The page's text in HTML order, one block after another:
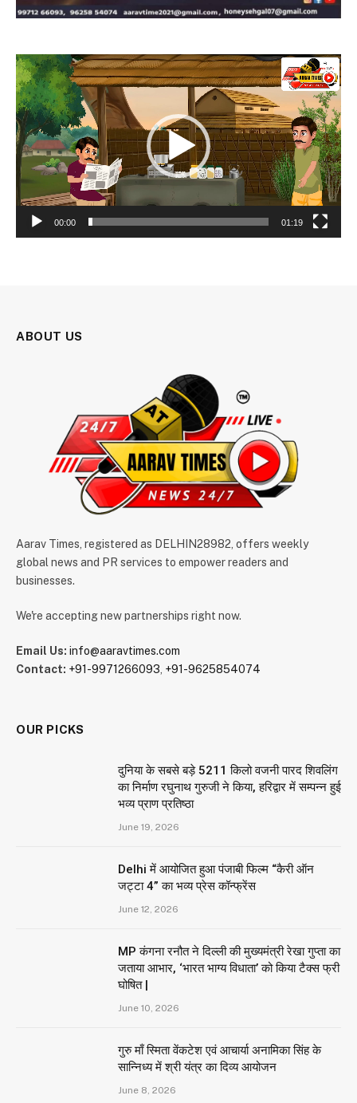
Video
Player
00:00 01:19
ABOUT US
Aarav Times, registered as DELHIN28982, offers weekly
global news and PR services to empower readers and
businesses.
We're accepting new partnerships right now.
Email Us: info@aaravtimes.com
Contact: +91-9971266093 +91-9625854074
OUR PICKS
दुनिया के सबसे बड़े 5211 किलो वजनी पारद शिवलिंग
का निर्माण रघुनाथ गुरुजी ने किया, हरिद्वार में सम्पन्न हुई
भव्य प्राण प्रतिष्ठा
June 19, 2026
Delhi में आयोजित हुआ पंजाबी फिल्म “कैरी ऑन
जट्टा 4” का भव्य प्रेस कॉन्फ्रेंस
June 12, 2026
MP कंगना रनौत ने दिल्ली की मुख्यमंत्री रेखा गुप्ता का
जताया आभार, ‘भारत भाग्य विधाता’ को किया टैक्स फ्री
घोषित |
June 10, 2026
गुरु माँ स्मिता वेंकटेश एवं आचार्या अनामिका सिंह के
सान्निध्य में श्री यंत्र का दिव्य आयोजन
June 8, 2026